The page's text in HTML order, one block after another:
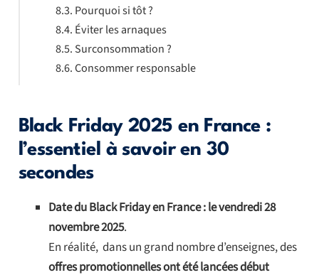
Black Friday 2025 en France :
l’essentiel à savoir en 30
secondes
Date du Black Friday en France : le vendredi 28
novembre 2025.
En réalité, dans un grand nombre d’enseignes, des
offres promotionnelles ont été lancées début
Pourquoi si tôt ?
Éviter les arnaques
Surconsommation ?
Consommer responsable